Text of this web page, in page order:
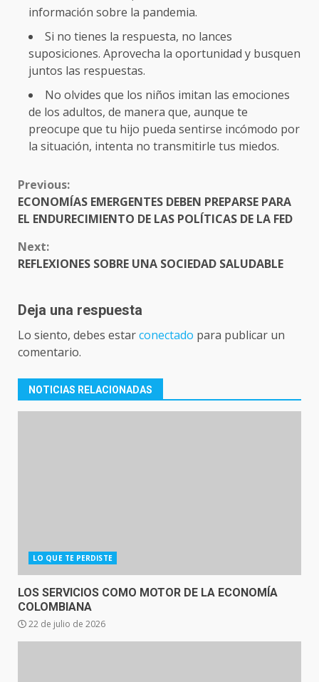
información sobre la pandemia.
Si no tienes la respuesta, no lances
suposiciones. Aprovecha la oportunidad y busquen
juntos las respuestas.
No olvides que los niños imitan las emociones
de los adultos, de manera que, aunque te
preocupe que tu hijo pueda sentirse incómodo por
la situación, intenta no transmitirle tus miedos.
CONTINUE
READING
Previous:
ECONOMÍAS EMERGENTES DEBEN PREPARSE PARA
EL ENDURECIMIENTO DE LAS POLÍTICAS DE LA FED
Next:
REFLEXIONES SOBRE UNA SOCIEDAD SALUDABLE
Deja una respuesta
Lo siento, debes estarconectado para publicar un
comentario.
NOTICIAS RELACIONADAS
LO QUE TE PERDISTE
LOS SERVICIOS COMO MOTOR DE LA ECONOMÍA
COLOMBIANA
22 de julio de 2026